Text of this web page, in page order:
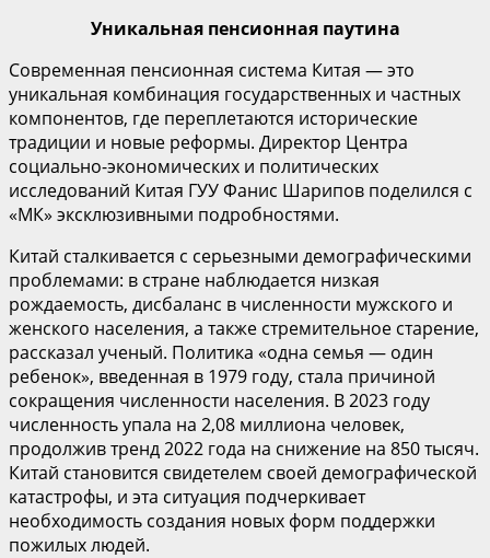
Уникальная пенсионная паутина
Современная пенсионная система Китая — это
уникальная комбинация государственных и частных
компонентов, где переплетаются исторические
традиции и новые реформы. Директор Центра
социально-экономических и политических
исследований Китая ГУУ Фанис Шарипов поделился с
«МК» эксклюзивными подробностями.
Китай сталкивается с серьезными демографическими
проблемами: в стране наблюдается низкая
рождаемость, дисбаланс в численности мужского и
женского населения, а также стремительное старение,
рассказал ученый. Политика «одна семья — один
ребенок», введенная в 1979 году, стала причиной
сокращения численности населения. В 2023 году
численность упала на 2,08 миллиона человек,
продолжив тренд 2022 года на снижение на 850 тысяч.
Китай становится свидетелем своей демографической
катастрофы, и эта ситуация подчеркивает
необходимость создания новых форм поддержки
пожилых людей.